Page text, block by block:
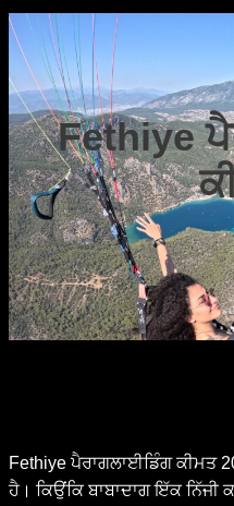
Fethiye
Fethiye ਪੈਰਾਗਲਾਈਡਿੰਗ ਕੀਮਤ
ਹੈ। ਕਿਉਂਕਿ ਬਾਬਾਦਾਗ ਇੱਕ ਨਿੱਜੀ